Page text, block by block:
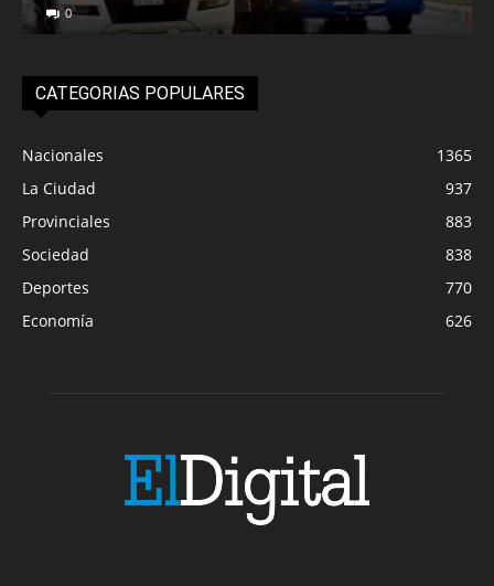
0
CATEGORIAS POPULARES
Nacionales
1365
La Ciudad
937
Provinciales
883
Sociedad
838
Deportes
770
Economía
626